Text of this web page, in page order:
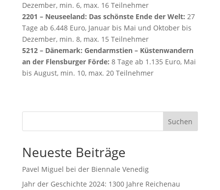
Dezember, min. 6, max. 16 Teilnehmer
2201 – Neuseeland: Das schönste Ende der Welt: 27
Tage ab 6.448 Euro, Januar bis Mai und Oktober bis
Dezember, min. 8, max. 15 Teilnehmer
5212 – Dänemark: Gendarmstien – Küstenwandern
an der Flensburger Förde: 8 Tage ab 1.135 Euro, Mai
bis August, min. 10, max. 20 Teilnehmer
Suchen
Neueste Beiträge
Pavel Miguel bei der Biennale Venedig
Jahr der Geschichte 2024: 1300 Jahre Reichenau